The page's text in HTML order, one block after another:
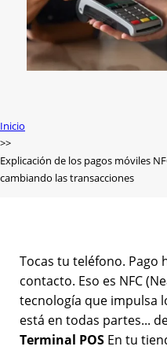
Inicio
Explicación de los pagos móviles
cambiando las transacciones
Tocas tu teléfono. Pago
contacto. Eso es NFC
tecnología que impulsa
está en todas partes...
Terminal POS En tu